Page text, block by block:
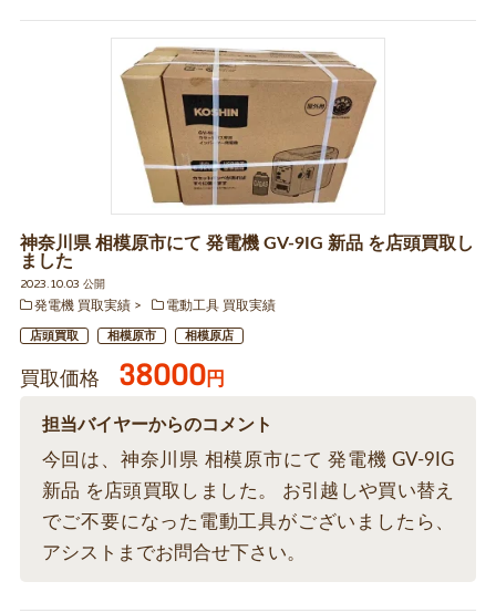
神奈川県 相模原市にて 発電機 GV-9IG 新品 を店頭買取し
ました
2023.10.03 公開
発電機 買取実績
電動工具 買取実績
店頭買取 相模原市 相模原店
買取価格 38000円
担当バイヤーからのコメント
今回は、神奈川県 相模原市にて 発電機 GV-9IG
新品 を店頭買取しました。 お引越しや買い替え
でご不要になった電動工具がございましたら、
アシストまでお問合せ下さい。